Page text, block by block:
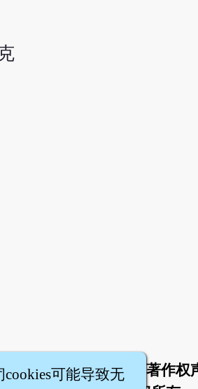
条款 隐私权条款
著作权
可能导致无